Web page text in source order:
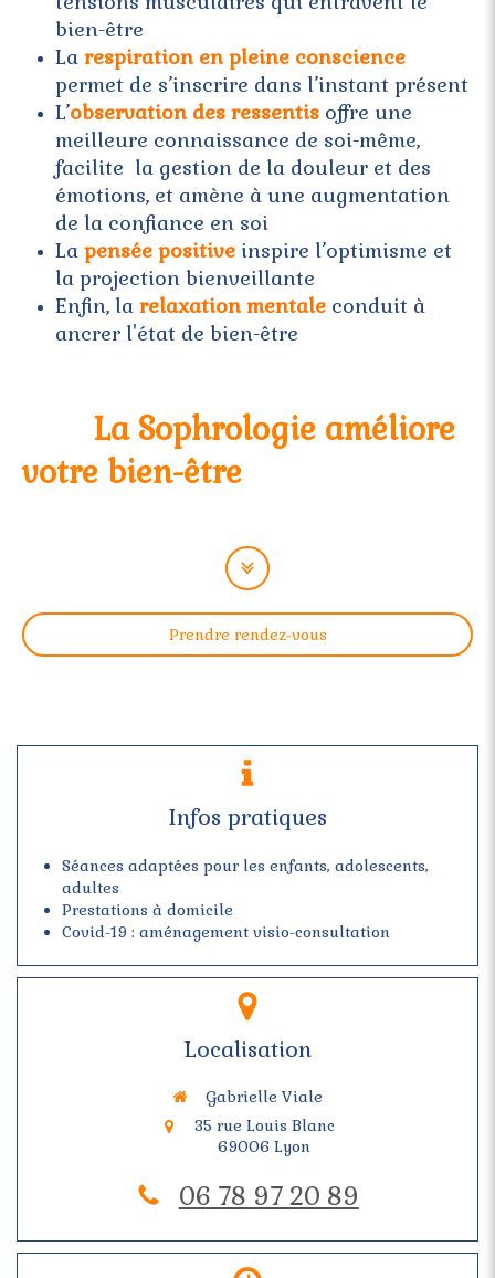
bien-être
La respiration en pleine conscience
permet de s’inscrire dans l’instant présent
L’observation des ressentis offre une
meilleure connaissance de soi-même,
facilite la gestion de la douleur et des
émotions, et amène à une augmentation
de la confiance en soi
La pensée positive inspire l’optimisme et
la projection bienveillante
Enfin, la relaxation mentale conduit à
ancrer l'état de bien-être
La Sophrologie améliore
votre bien-être
Prendre rendez-vous
Infos pratiques
Séances adaptées pour les enfants, adolescents,
adultes
Prestations à domicile
Covid-19 : aménagement visio-consultation
Localisation
Gabrielle Viale
35 rue Louis Blanc
69006 Lyon
06 78 97 20 89